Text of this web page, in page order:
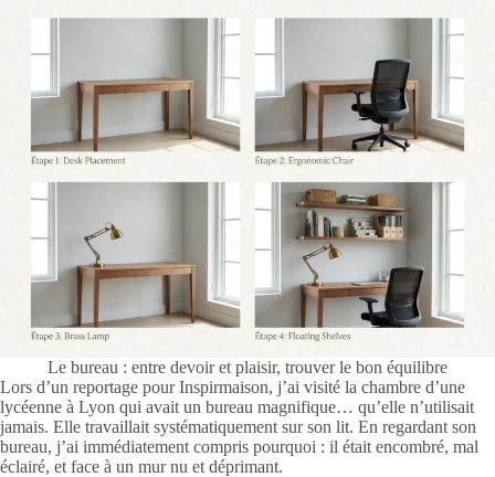
Le bureau : entre devoir et plaisir, trouver le bon équilibre
Lors d’un reportage pour Inspirmaison, j’ai visité la chambre d’une
lycéenne à Lyon qui avait un bureau magnifique… qu’elle n’utilisait
jamais. Elle travaillait systématiquement sur son lit. En regardant son
bureau, j’ai immédiatement compris pourquoi : il était encombré, mal
éclairé, et face à un mur nu et déprimant.